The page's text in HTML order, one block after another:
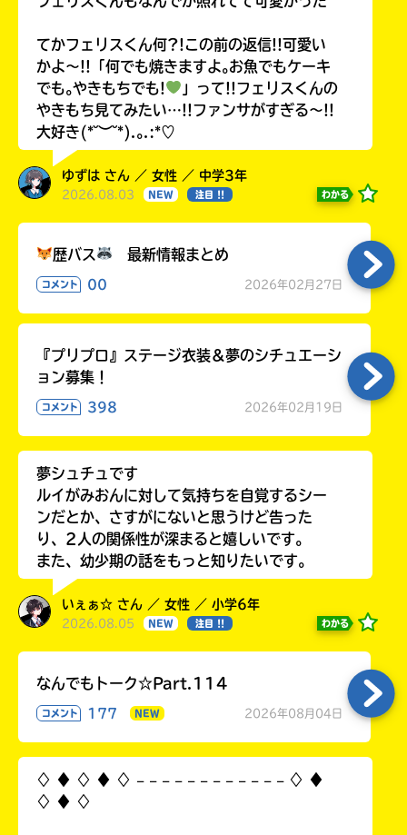
てかフェリスくん何?!この前の返信!!可愛い
かよ〜!!「何でも焼きますよ｡お魚でもケーキ
でも｡やきもちでも!
」って!!フェリスくんの
やきもち見てみたい…!!ファンサがすぎる〜!!
大好き(*˘︶˘*).｡.:*♡
ゆずは さん ／ 女性 ／ 中学3年
2026.08.03 NEW 注目 !! わかる
歴バス 最新情報まとめ
コメント 00 2026年02月27日
『プリプロ』ステージ衣装＆夢のシチュエーシ
ョン募集！
コメント 398 2026年02月19日
夢シュチュです
ルイがみおんに対して気持ちを自覚するシー
ンだとか、さすがにないと思うけど告った
り、2人の関係性が深まると嬉しいです。
また、幼少期の話をもっと知りたいです。
いぇぁ☆ さん ／ 女性 ／ 小学6年
2026.08.05 NEW 注目 !! わかる
なんでもトーク☆Part.114
コメント 177 NEW 2026年08月04日
♢ ♦︎ ♢ ♦︎ ♢ 𓐄 𓐄 𓐄 𓐄 𓐄 𓐄 𓐄 𓐄 𓐄 𓐄 𓐄 𓐄 ♢ ♦︎
♢ ♦︎ ♢